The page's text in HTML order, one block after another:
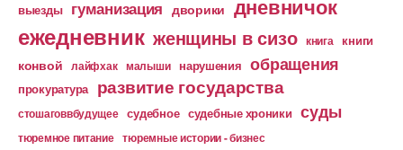
выезды гуманизация дворики дневничок
ежедневник женщины в сизо книга книги
конвой лайфхак малыши нарушения обращения
прокуратура развитие государства
стошаговвбудущее судебное судебные хроники суды
тюремное питание тюремные истории - бизнес